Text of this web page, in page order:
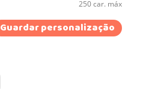
250 car. máx
Guardar personalização